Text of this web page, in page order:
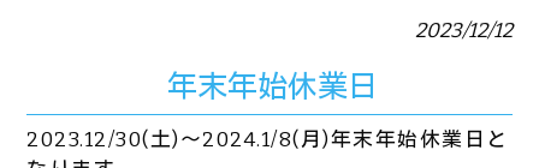
2023/12/12
年末年始休業日
2023.12/30(土)～2024.1/8(月)年末年始休業日と